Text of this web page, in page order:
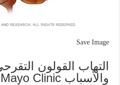
Save Image
التهاب القولون
والأسباب Mayo Clinic مايو كلينك